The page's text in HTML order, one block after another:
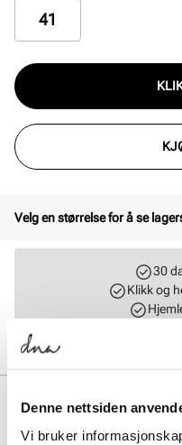
Denne nettsiden
Vi bruker
41
Velg en størrelse for å se
30
Klikk og
BESKRIVELSE
Elegant slingback ballerina